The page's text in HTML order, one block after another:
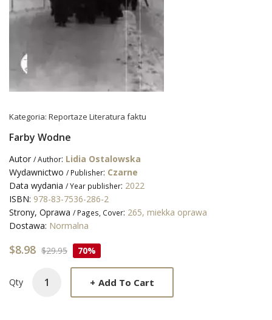
Kategoria: Reportaze Literatura faktu
Farby Wodne
Autor / Author: Lidia Ostalowska
Wydawnictwo / Publisher: Czarne
Data wydania / Year publisher: 2022
ISBN: 978-83-7536-286-2
Strony, Oprawa / Pages, Cover: 265, miekka oprawa
Dostawa: Normalna
$8.98 $29.95 70%
Qty + Add To Cart